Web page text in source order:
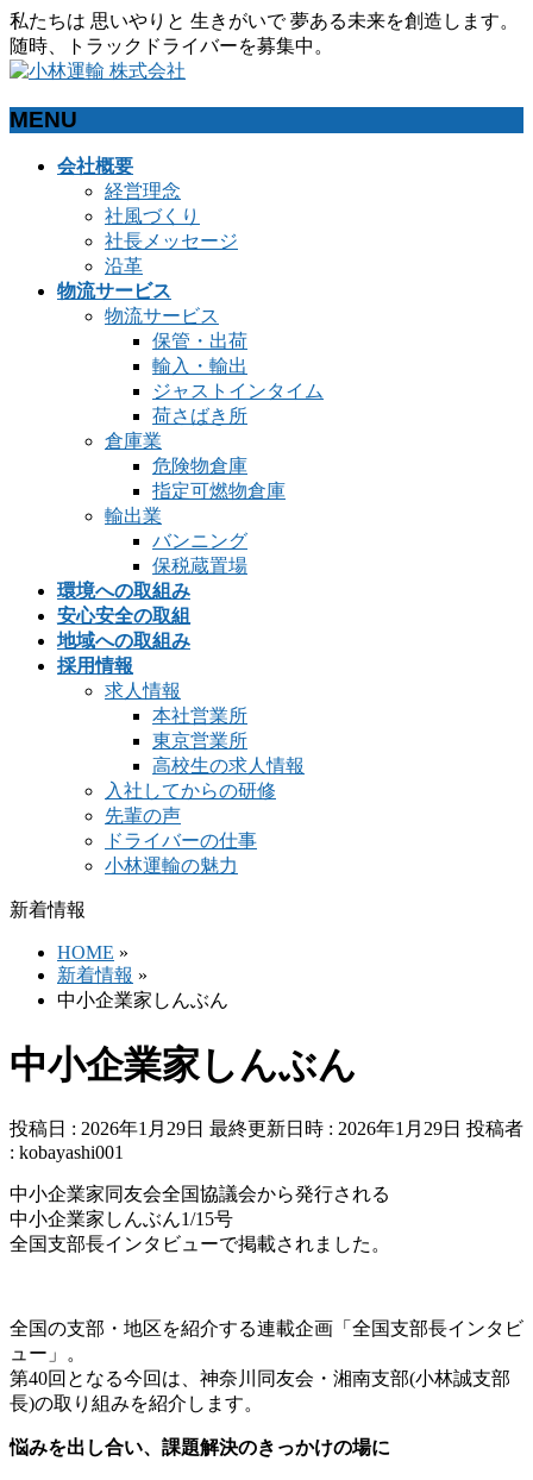
私たちは 思いやりと 生きがいで 夢ある未来を創造します。
随時、トラックドライバーを募集中。
MENU
会社概要
経営理念
社風づくり
社長メッセージ
沿革
物流サービス
物流サービス
保管・出荷
輸入・輸出
ジャストインタイム
荷さばき所
倉庫業
危険物倉庫
指定可燃物倉庫
輸出業
バンニング
保税蔵置場
環境への取組み
安心安全の取組
地域への取組み
採用情報
求人情報
本社営業所
東京営業所
高校生の求人情報
入社してからの研修
先輩の声
ドライバーの仕事
小林運輸の魅力
新着情報
HOME »
新着情報 »
中小企業家しんぶん
中小企業家しんぶん
投稿日 : 2026年1月29日 最終更新日時 : 2026年1月29日 投稿者
: kobayashi001
中小企業家同友会全国協議会から発行される
中小企業家しんぶん1/15号
全国支部長インタビューで掲載されました。
全国の支部・地区を紹介する連載企画「全国支部長インタビ
ュー」。
第40回となる今回は、神奈川同友会・湘南支部(小林誠支部
長)の取り組みを紹介します。
悩みを出し合い、課題解決のきっかけの場に